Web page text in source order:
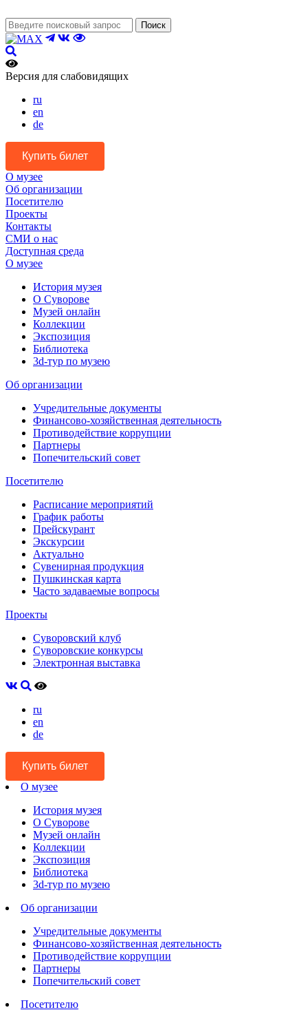
Поиск
Версия для слабовидящих
ru
en
de
Купить билет
О музее
Об организации
Посетителю
Проекты
Контакты
СМИ о нас
Доступная среда
О музее
История музея
О Суворове
Музей онлайн
Коллекции
Экспозиция
Библиотека
3d-тур по музею
Об организации
Учредительные документы
Финансово-хозяйственная деятельность
Противодействие коррупции
Партнеры
Попечительский совет
Посетителю
Расписание мероприятий
График работы
Прейскурант
Экскурсии
Актуально
Сувенирная продукция
Пушкинская карта
Часто задаваемые вопросы
Проекты
Суворовский клуб
Суворовские конкурсы
Электронная выставка
ru
en
de
Купить билет
О музее
История музея
О Суворове
Музей онлайн
Коллекции
Экспозиция
Библиотека
3d-тур по музею
Об организации
Учредительные документы
Финансово-хозяйственная деятельность
Противодействие коррупции
Партнеры
Попечительский совет
Посетителю